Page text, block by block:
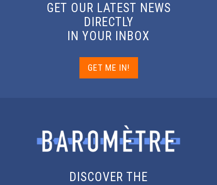
GET OUR LATEST NEWS
DIRECTLY
IN YOUR INBOX
GET ME IN!
DISCOVER THE